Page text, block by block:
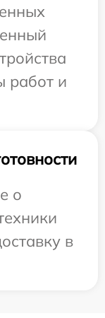
работ и
о
в